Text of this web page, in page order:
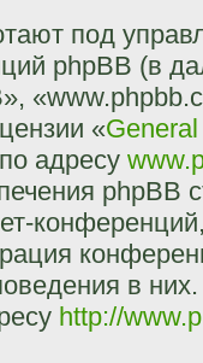
под
phpBB (в
«
адресу
phpBB
в
http://